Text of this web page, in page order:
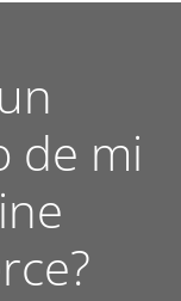
de mi